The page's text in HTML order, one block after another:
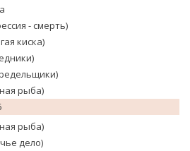
- смерть)
киска)
рыба)
рыба)
дело)